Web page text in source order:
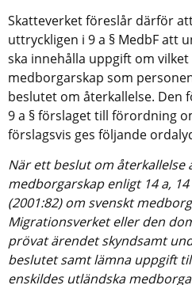
Skatteverket föreslår därför
uttryckligen i 9 a § MedbF att
ska innehålla uppgift om
medborgarskap som
beslutet om återkallelse. Den
9 a § förslaget till förordning
förslagsvis ges följande
När ett beslut om återkallelse
medborgarskap enligt 14 a,
(2001:82) om svenskt
Migrationsverket eller den
prövat ärendet skyndsamt
beslutet samt lämna uppgift
enskildes utländska